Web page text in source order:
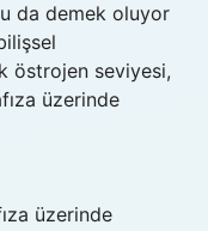
da demek oluyor
östrojen seviyesi,
üzerinde
üzerinde